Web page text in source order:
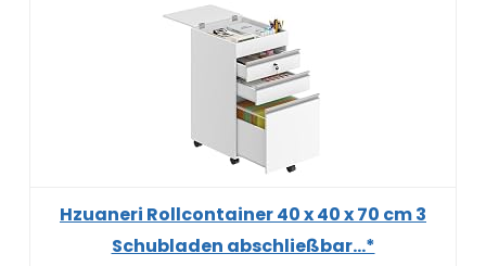
Hzuaneri Rollcontainer 40 x 40 x 70 cm 3
Schubladen abschließbar...*